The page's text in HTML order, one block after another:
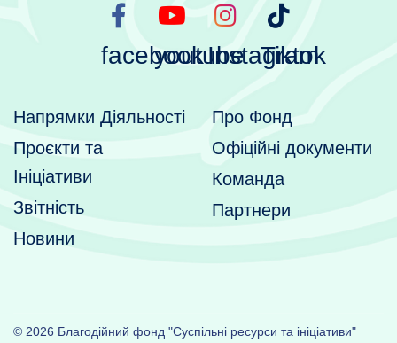
Про Фонд
Офіційні документи
Команда
Партнери
facebook
youtubeInstagram
Tiktok
Напрямки Діяльності
Проєкти та
Ініціативи
Звітність
Новини
© 2026 Благодійний фонд "Суспільні ресурси та ініціативи"